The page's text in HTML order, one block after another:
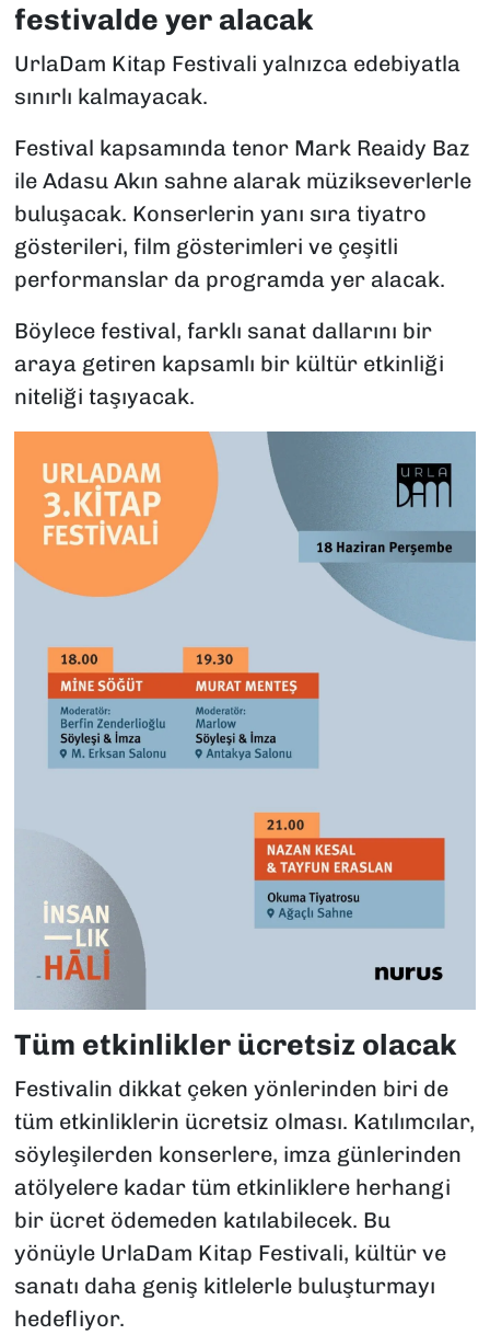
festivalde yer alacak
UrlaDam Kitap Festivali yalnızca edebiyatla
sınırlı kalmayacak.
Festival kapsamında tenor Mark Reaidy Baz
ile Adasu Akın sahne alarak müzikseverlerle
buluşacak. Konserlerin yanı sıra tiyatro
gösterileri, film gösterimleri ve çeşitli
performanslar da programda yer alacak.
Böylece festival, farklı sanat dallarını bir
araya getiren kapsamlı bir kültür etkinliği
niteliği taşıyacak.
Tüm etkinlikler ücretsiz olacak
Festivalin dikkat çeken yönlerinden biri de
tüm etkinliklerin ücretsiz olması. Katılımcılar,
söyleşilerden konserlere, imza günlerinden
atölyelere kadar tüm etkinliklere herhangi
bir ücret ödemeden katılabilecek. Bu
yönüyle UrlaDam Kitap Festivali, kültür ve
sanatı daha geniş kitlelerle buluşturmayı
hedefliyor.